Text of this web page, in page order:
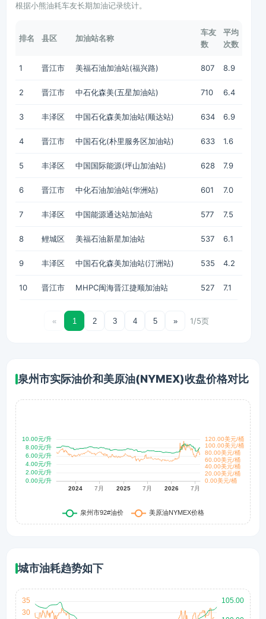
根据小熊油耗车友长期加油记录统计。
排名 县区 加油站名称
车友
数
平均
次数
1 晋江市 美福石油加油站(福兴路) 807 8.9
2 晋江市 中石化森美(五星加油站) 710 6.4
3 丰泽区 中国石化森美加油站(顺达站) 634 6.9
4 晋江市 中国石化(朴里服务区加油站) 633 1.6
5 丰泽区 中国国际能源(坪山加油站) 628 7.9
6 晋江市 中化石油加油站(华洲站) 601 7.0
7 丰泽区 中国能源通达站加油站 577 7.5
8 鲤城区 美福石油新星加油站 537 6.1
9 丰泽区 中国石化森美加油站(汀洲站) 535 4.2
10 晋江市 MHPC闽海晋江捷顺加油站 527 7.1
« 1 2 3 4 5 » 1/5页
泉州市实际油价和美原油(NYMEX)收盘价格对比
城市油耗趋势如下